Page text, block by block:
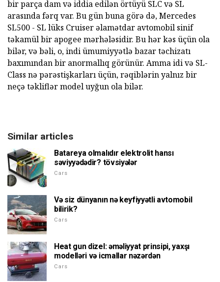
bir parça dam və iddia edilən örtüyü SLC və SL
arasında fərq var. Bu gün buna görə də, Mercedes
SL500 - SL lüks Cruiser əlamətdar avtomobil sinif
təkamül bir apogee mərhələsidir. Bu hər kəs üçün ola
bilər, və bəli, o, indi ümumiyyətlə bazar təchizatı
baxımından bir anormallıq görünür. Amma idi və SL-
Class nə pərəstişkarları üçün, rəqiblərin yalnız bir
neçə təkliflər model uyğun ola bilər.
Similar articles
Batareya olmalıdır elektrolit hansı
səviyyədədir? tövsiyələr
Cars
Və siz dünyanın nə keyfiyyətli avtomobil
bilirik?
Cars
Heat gun dizel: əməliyyat prinsipi, yaxşı
modelləri və icmallar nəzərdən
Cars